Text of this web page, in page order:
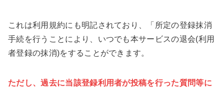
これは利用規約にも明記されており、「所定の登録抹消
手続を行うことにより、いつでも本サービスの退会(利用
者登録の抹消)をすることができます。
ただし、過去に当該登録利用者が投稿を行った質問等に